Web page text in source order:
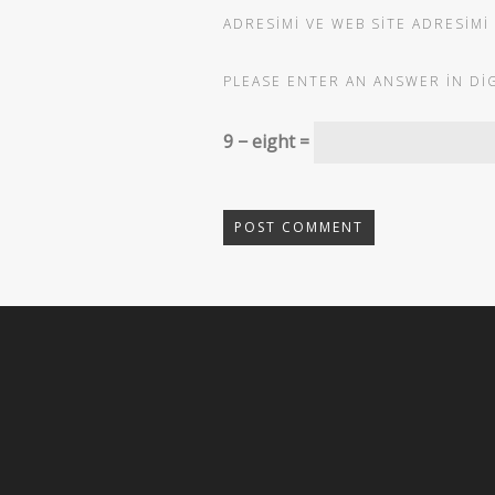
ADRESIMI VE WEB SITE ADRESIMI
PLEASE ENTER AN ANSWER IN
9 − eight =